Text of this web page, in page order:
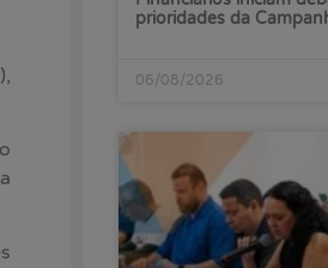
prioridades da
06/08/2026